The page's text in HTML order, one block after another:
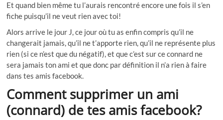
Et quand bien même tu l’aurais rencontré encore une fois il s’en
fiche puisqu’il ne veut rien avec toi!
Alors arrive le jour J, ce jour où tu as enfin compris qu’il ne
changerait jamais, qu’il ne t’apporte rien, qu’il ne représente plus
rien (si ce n’est que du négatif), et que c’est sur ce connard ne
sera jamais ton ami et que donc par définition il n’a rien à faire
dans tes amis facebook.
Comment supprimer un ami
(connard) de tes amis facebook?